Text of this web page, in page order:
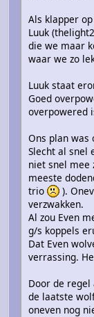
Als klapper
Luuk
die we maar
waar we zo
Luuk staat
Goed
overpowered
Ons plan was
Slecht al snel
niet snel mee
meeste
trio
).
verzwakken.
Al zou Even
g/s koppels
Dat Even
verrassing.
Door de regel
de laatste
oneven nog